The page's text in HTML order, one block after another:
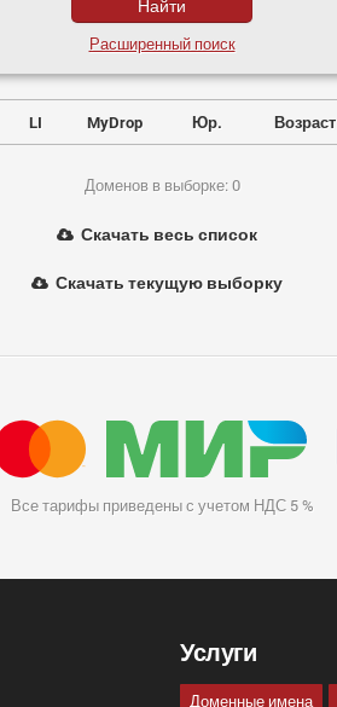
Расширенный поиск
LI MyDrop Юр. Возраст
Доменов в выборке: 0
Скачать весь список
Скачать текущую выборку
Все тарифы приведены с учетом НДС 5 %
Услуги
Доменные имена